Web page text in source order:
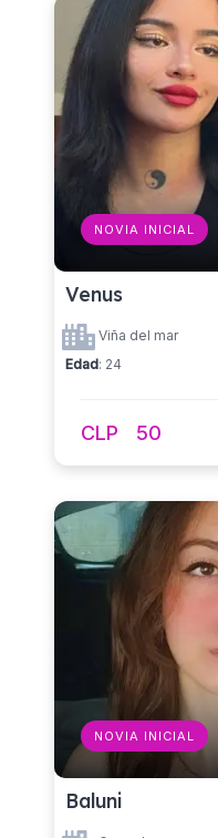
NOVIA INICIAL
Venus
Viña del mar
Edad: 24
CLP 50
NOVIA INICIAL
Baluni